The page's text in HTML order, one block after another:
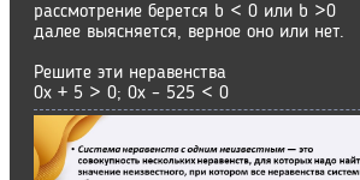
рассмотрение берется b < 0 или b >0
далее выясняется, верное оно или нет.
Решите эти неравенства
0x + 5 > 0; 0х – 525 < 0